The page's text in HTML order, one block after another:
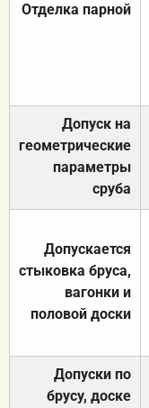
Отделка парной
Допуск на
геометрические
параметры
сруба
Допускается
стыковка бруса,
вагонки и
половой доски
Допуски по
брусу, доске